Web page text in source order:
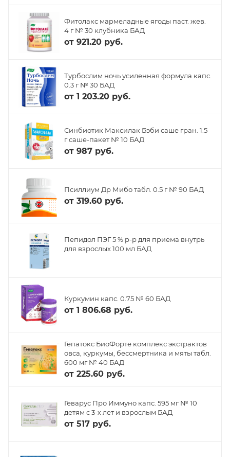
Фитолакс мармеладные ягоды паст. жев.
4 г № 30 клубника БАД
от 921.20 руб.
Турбослим ночь усиленная формула капс.
0.3 г № 30 БАД
от 1 203.20 руб.
Синбиотик Максилак Бэби саше гран. 1.5
г саше-пакет № 10 БАД
от 987 руб.
Псиллиум Др Мибо табл. 0.5 г № 90 БАД
от 319.60 руб.
Пепидол ПЭГ 5 % р-р для приема внутрь
для взрослых 100 мл БАД
Куркумин капс. 0.75 № 60 БАД
от 1 806.68 руб.
Гепатокс БиоФорте комплекс экстрактов
овса, куркумы, бессмертника и мяты табл.
600 мг № 40 БАД
от 225.60 руб.
Геварус Про Иммуно капс. 595 мг № 10
детям с 3-х лет и взрослым БАД
от 517 руб.